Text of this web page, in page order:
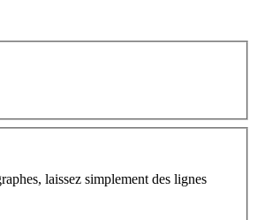
laissez simplement des lignes